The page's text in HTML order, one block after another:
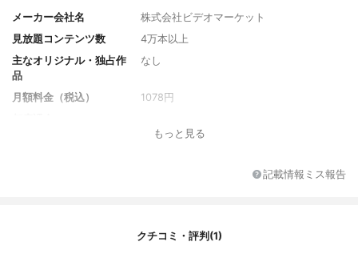
メーカー会社名
株式会社ビデオマーケット
見放題コンテンツ数
4万本以上
主なオリジナル・独占作
品
なし
月額料金（税込）
1078円
SD、HD、FHD
不可能
もっと見る
記載情報ミス報告
クチコミ・評判(1)